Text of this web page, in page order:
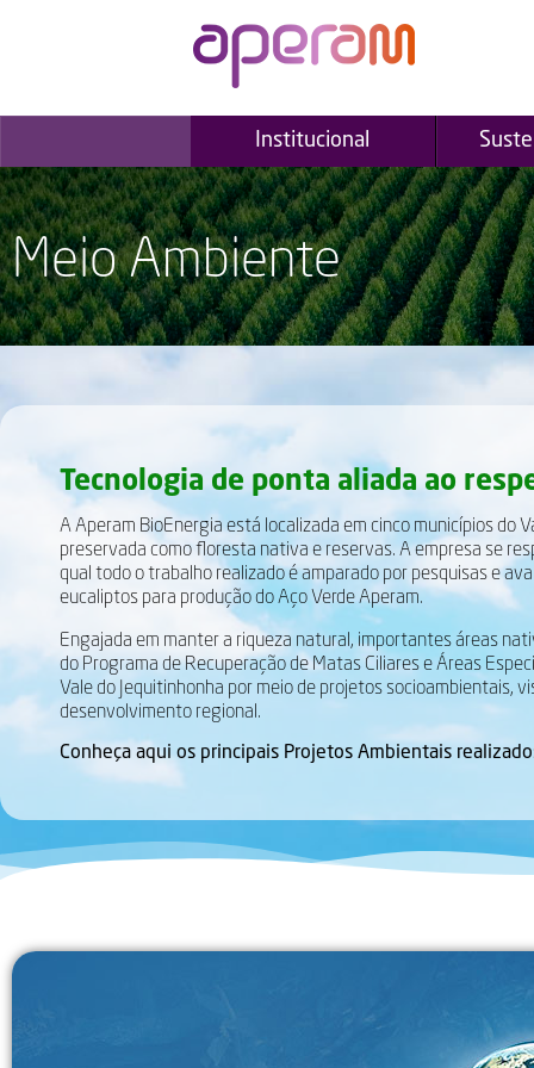
Institucional
Meio Ambiente
Tecnologia de ponta aliada ao
A Aperam BioEnergia está localizada em cinco municípios do
preservada como floresta nativa e reservas. A empresa se
qual todo o trabalho realizado é amparado por pesquisas e
eucaliptos para produção do Aço Verde Aperam.
Engajada em manter a riqueza natural, importantes áreas
do Programa de Recuperação de Matas Ciliares e Áreas
Vale do Jequitinhonha por meio de projetos socioambientais,
desenvolvimento regional.
Conheça aqui os principais Projetos Ambientais